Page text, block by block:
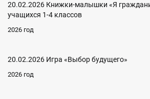
20.02.2026 Книжки-малышки «Я
учащихся 1-4 классов
2026 год
20.02.2026 Игра «Выбор будущего»
2026 год